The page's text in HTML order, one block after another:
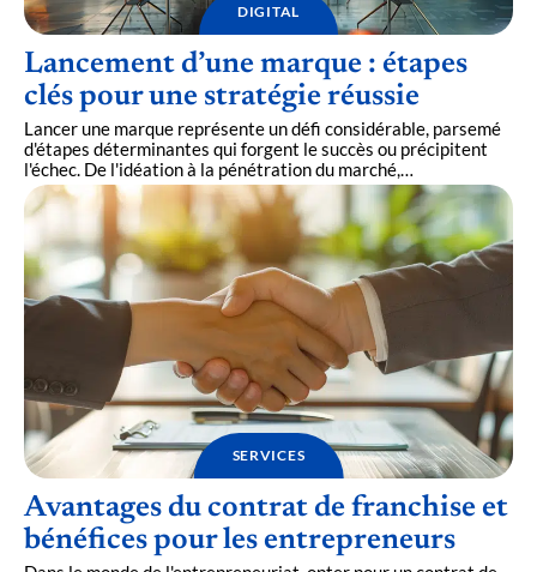
DIGITAL
Lancement d’une marque : étapes
clés pour une stratégie réussie
Lancer une marque représente un défi considérable, parsemé
d'étapes déterminantes qui forgent le succès ou précipitent
l'échec. De l'idéation à la pénétration du marché,…
SERVICES
Avantages du contrat de franchise et
bénéfices pour les entrepreneurs